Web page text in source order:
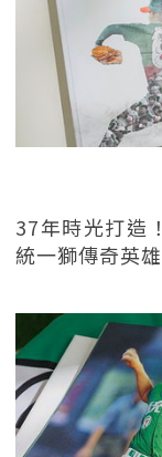
37年時光打造
統一獅傳奇英